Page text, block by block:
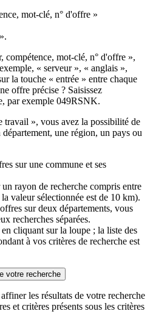
mot-clé, n° d'offre »
compétence, mot-clé, n° d'offre »,
« serveur », « anglais »,
la touche « entrée » entre chaque
offre précise ? Saisissez
par exemple 049RSNK.
travail », vous avez la possibilité de
une région, un pays ou
sur une commune et ses
rayon de recherche compris entre
valeur sélectionnée est de 10 km).
sur deux départements, vous
recherches séparées.
cliquant sur la loupe ; la liste des
à vos critères de recherche est
votre recherche
les résultats de votre recherche
et critères présents sous les critères